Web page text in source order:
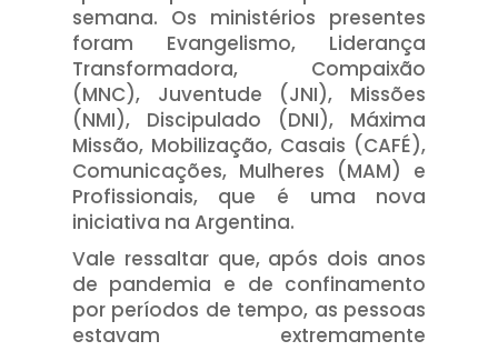
semana. Os ministérios presentes
foram Evangelismo, Liderança
Transformadora, Compaixão
(MNC), Juventude (JNI), Missões
(NMI), Discipulado (DNI), Máxima
Missão, Mobilização, Casais (CAFÉ),
Comunicações, Mulheres (MAM) e
Profissionais, que é uma nova
iniciativa na Argentina.
Vale ressaltar que, após dois anos
de pandemia e de confinamento
por períodos de tempo, as pessoas
estavam extremamente